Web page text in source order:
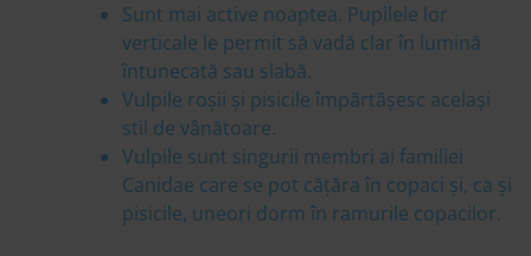
Sunt mai active noaptea. Pupilele lor
verticale le permit să vadă clar în lumină
întunecată sau slabă.
Vulpile roșii și pisicile împărtășesc același
stil de vânătoare.
Vulpile sunt singurii membri ai familiei
Canidae care se pot cățăra în copaci și, ca și
pisicile, uneori dorm în ramurile copacilor.